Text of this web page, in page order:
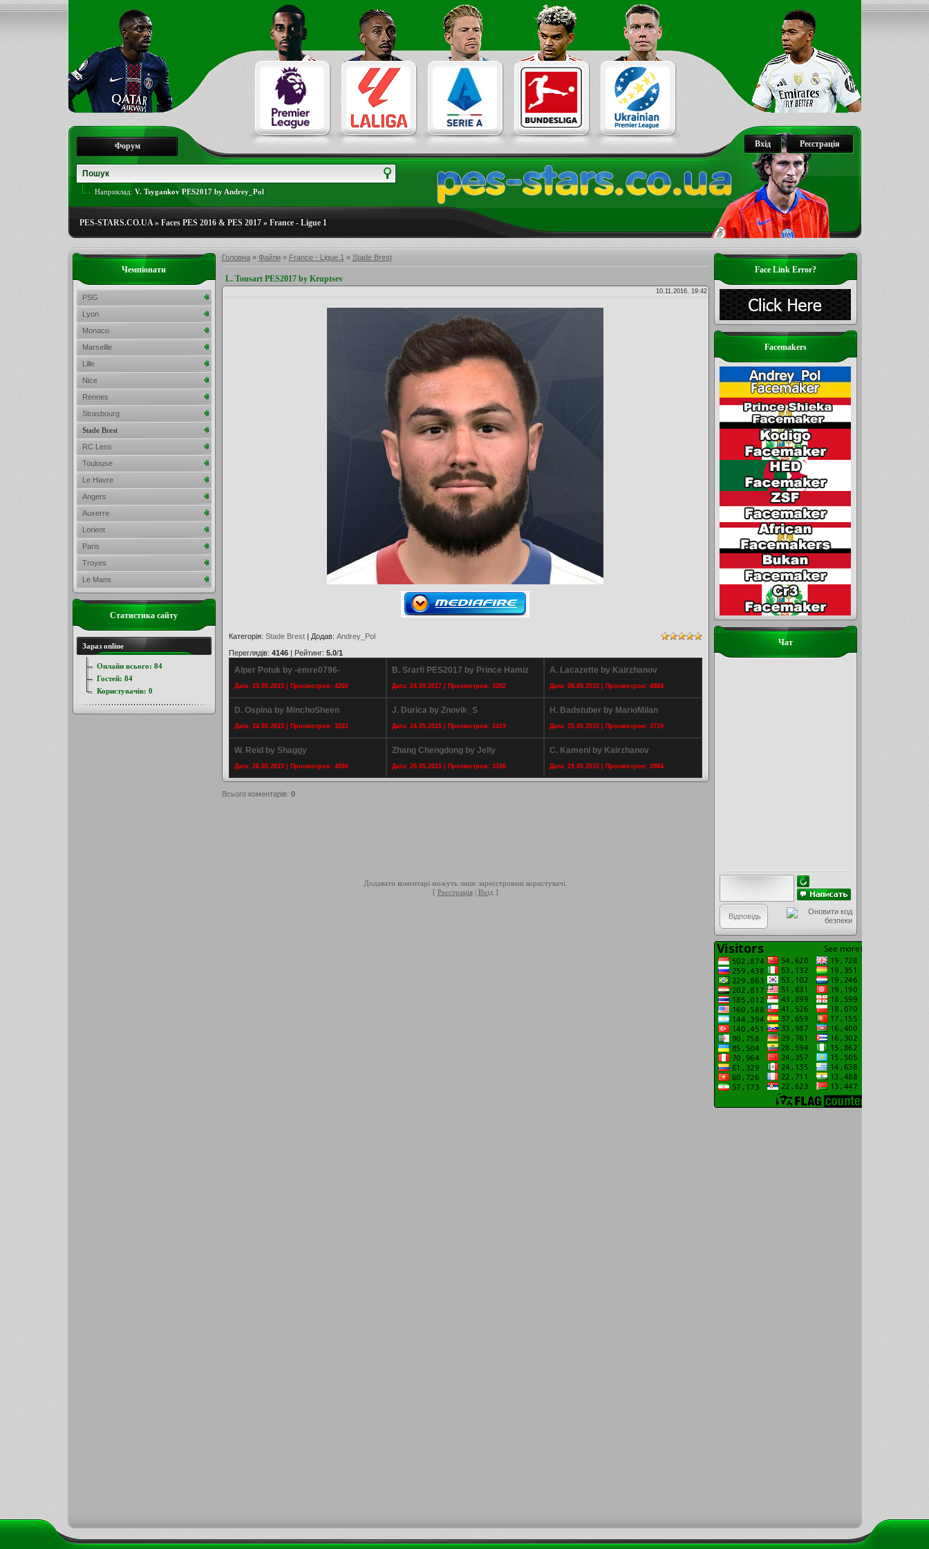
Реєстрація
Вхід
Форум
Наприклад: V. Tsygankov PES2017 by Andrey_Pol
PES-STARS.CO.UA» Faces PES 2016 & PES 2017» France - Ligue 1
Головна» Файли» France - Ligue 1 » Stade Brest
L. Tousart PES2017 by Kruptsev
10.11.2016, 19:42
Категорія: Stade Brest| Додав: Andrey_Pol
Переглядів: 4146| Рейтинг: 5.0/1
Alper Potuk by -emre0796-
Дата: 23.05.2015 | Просмотров: 4260
B. Srarfi PES2017 by Prince Hamiz
Дата: 24.09.2017 | Просмотров: 3202
A. Lacazette by Kairzhanov
Дата: 08.05.2015 | Просмотров: 4884
D. Ospina by MinchoSheen
Дата: 24.05.2015 | Просмотров: 3281
J. Durica by Znovik_S
Дата: 24.05.2015 | Просмотров: 2419
H. Badstuber by MarioMilan
Дата: 15.05.2015 | Просмотров: 3719
W. Reid by Shaggy
Дата: 26.05.2015 | Просмотров: 4096
Zhang Chengdong by Jelly
Дата: 26.05.2015 | Просмотров: 3108
C. Kameni by Kairzhanov
Дата: 19.05.2015 | Просмотров: 3984
Всього коментарів: 0
Додавати коментарі можуть лише зареєстровані користувачі.
[ Реєстрація| Вхід ]
Face Link Error?
Facemakers
Чат
Чемпіонати
PSG
Lyon
Monaco
Marseille
Lille
Nice
Rennes
Strasbourg
Stade Brest
RC Lens
Toulouse
Le Havre
Angers
Auxerre
Lorient
Paris
Troyes
Le Mans
Статистика сайту
Зараз online
Онлайн всього: 84
Гостей: 84
Користувачів: 0